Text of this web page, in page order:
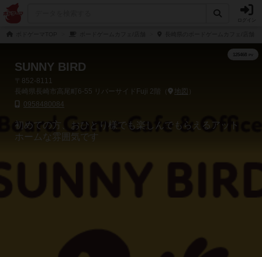
SUNNY BIRD
〒852-8111
長崎県長崎市高尾町6-55 リバーサイドFuji 2階（
地図 ）
0958480084
初めての方、おひとり様でも楽しんでもらえるアット
ホームな雰囲気です